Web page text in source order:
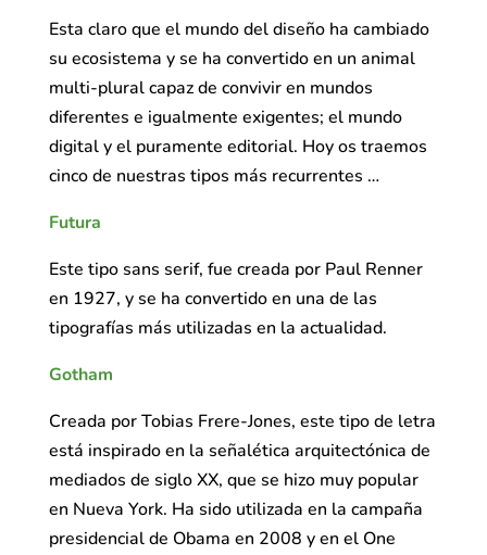
Esta claro que el mundo del diseño ha cambiado
su ecosistema y se ha convertido en un animal
multi-plural capaz de convivir en mundos
diferentes e igualmente exigentes; el mundo
digital y el puramente editorial. Hoy os traemos
cinco de nuestras tipos más recurrentes …
Futura
Este tipo sans serif, fue creada por Paul Renner
en 1927, y se ha convertido en una de las
tipografías más utilizadas en la actualidad.
Gotham
Creada por Tobias Frere-Jones, este tipo de letra
está inspirado en la señalética arquitectónica de
mediados de siglo XX, que se hizo muy popular
en Nueva York. Ha sido utilizada en la campaña
presidencial de Obama en 2008 y en el One